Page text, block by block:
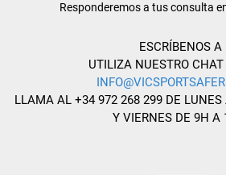
Responderemos a tus consulta
ESCRÍBENOS A
UTILIZA NUESTRO
LLAMA AL +34 972 268 299 DE
Y VIERNES DE 9H A